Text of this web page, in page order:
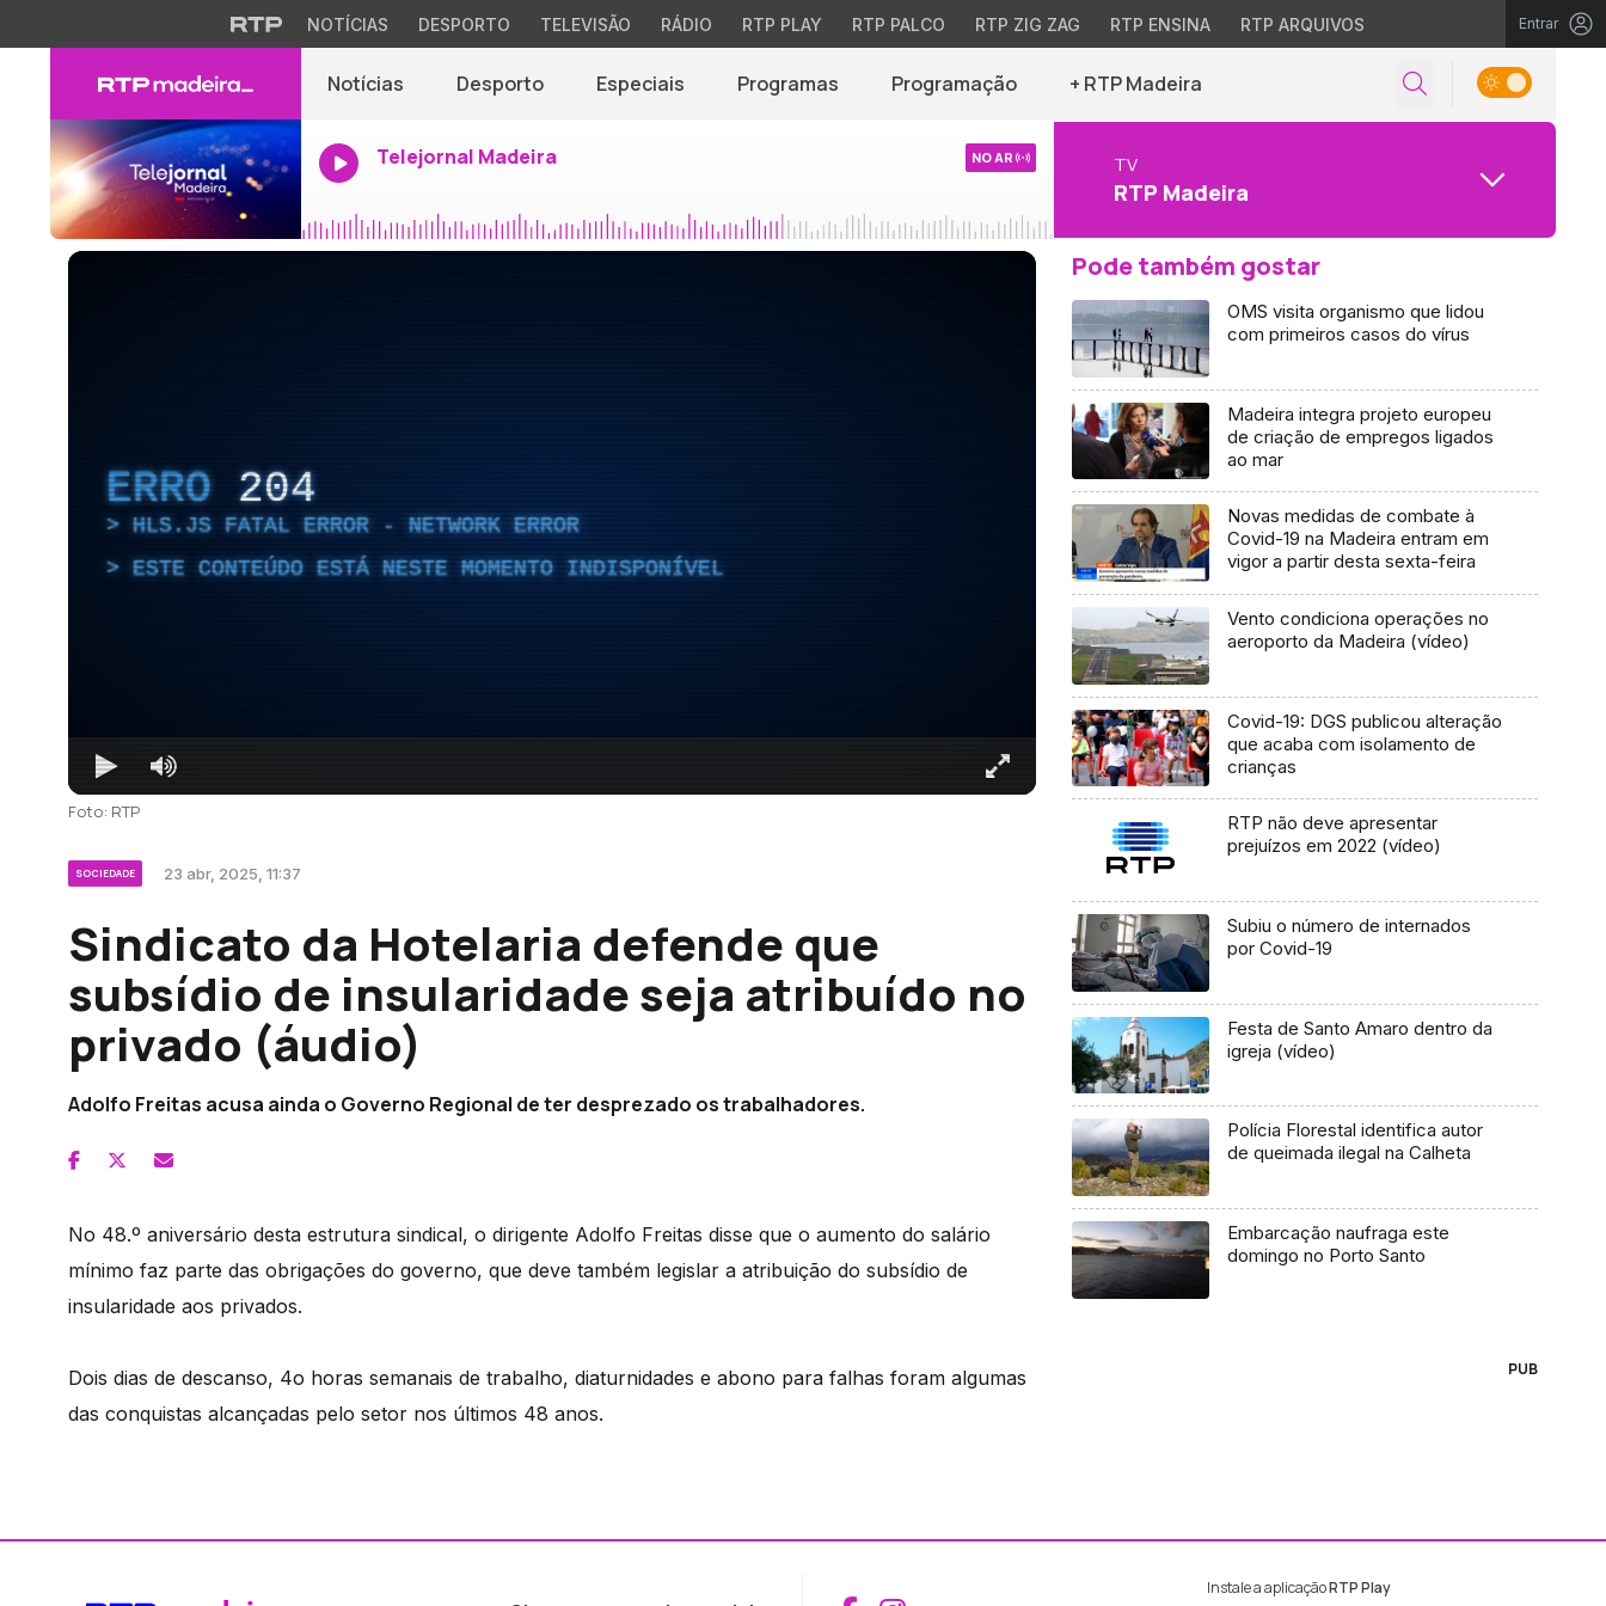
NOTÍCIAS DESPORTO TELEVISÃO RÁDIO RTP PLAY RTP PALCO RTP ZIG ZAG RTP ENSINA RTP ARQUIVOS Entrar
Notícias Desporto Especiais Programas Programação + RTP Madeira
Telejornal Madeira NO AR TV
RTP Madeira
ERRO 204
HLS.JS FATAL ERROR - NETWORK ERROR
ESTE CONTEÚDO ESTÁ NESTE MOMENTO INDISPONÍVEL
Foto: RTP
SOCIEDADE 23 abr, 2025, 11:37
Sindicato da Hotelaria defende que
subsídio de insularidade seja atribuído no
privado (áudio)
Adolfo Freitas acusa ainda o Governo Regional de ter desprezado os trabalhadores.
No 48.º aniversário desta estrutura sindical, o dirigente Adolfo Freitas disse que o aumento do salário
mínimo faz parte das obrigações do governo, que deve também legislar a atribuição do subsídio de
insularidade aos privados.
Dois dias de descanso, 4o horas semanais de trabalho, diaturnidades e abono para falhas foram algumas
das conquistas alcançadas pelo setor nos últimos 48 anos.
Pode também gostar
OMS visita organismo que lidou
com primeiros casos do vírus
Madeira integra projeto europeu
de criação de empregos ligados
ao mar
Novas medidas de combate à
Covid-19 na Madeira entram em
vigor a partir desta sexta-feira
Vento condiciona operações no
aeroporto da Madeira (vídeo)
Covid-19: DGS publicou alteração
que acaba com isolamento de
crianças
RTP não deve apresentar
prejuízos em 2022 (vídeo)
Subiu o número de internados
por Covid-19
Festa de Santo Amaro dentro da
igreja (vídeo)
Polícia Florestal identifica autor
de queimada ilegal na Calheta
Embarcação naufraga este
domingo no Porto Santo
PUB
Instale a aplicaçãoRTP Play